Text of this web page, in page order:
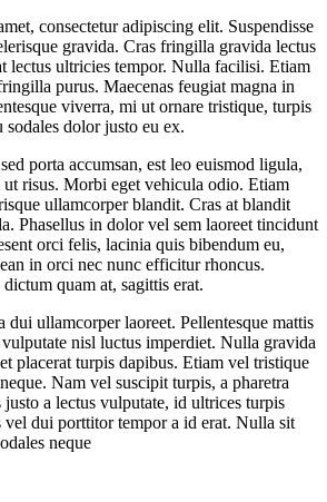
consectetur adipiscing elit. Suspendisse
gravida. Cras fringilla gravida lectus
lectus ultricies tempor. Nulla facilisi. Etiam
purus. Maecenas feugiat magna in
viverra, mi ut ornare tristique, turpis
sodales dolor justo eu ex.
porta accumsan, est leo euismod ligula,
ut risus. Morbi eget vehicula odio. Etiam
ullamcorper blandit. Cras at blandit
Phasellus in dolor vel sem laoreet tincidunt
orci felis, lacinia quis bibendum eu,
in orci nec nunc efficitur rhoncus.
quam at, sagittis erat.
dui ullamcorper laoreet. Pellentesque mattis
nisl luctus imperdiet. Nulla gravida
placerat turpis dapibus. Etiam vel tristique
Nam vel suscipit turpis, a pharetra
a lectus vulputate, id ultrices turpis
vel dui porttitor tempor a id erat. Nulla sit
neque